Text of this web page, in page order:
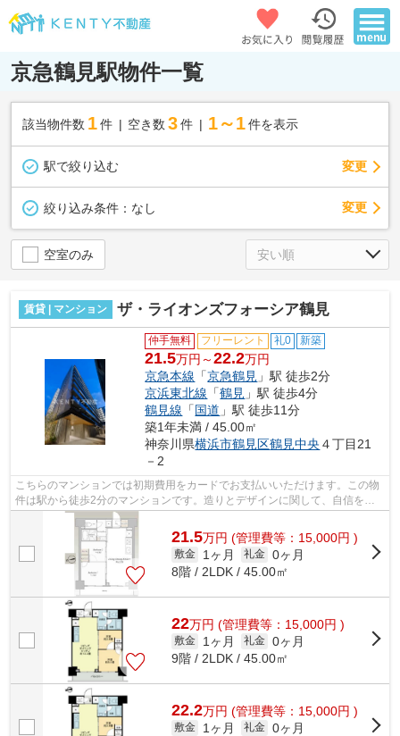
京急鶴見駅物件一覧
該当物件数 1件 空き数 3 件 1～1 件を表示
駅で絞り込む 変更
絞り込み条件： なし 変更
空室のみ
賃貸 | マンション ザ・ライオンズフォーシア鶴見
仲手無料 フリーレント 礼0 新築
21.5万円～22.2万円
京急本線 「京急鶴見 」駅 徒歩2分
京浜東北線 「鶴見 」駅 徒歩4分
鶴見線 「国道 」駅 徒歩11分
築1年未満 / 45.00㎡
神奈川県横浜市鶴見区鶴見中央 ４丁目21
－2
こちらのマンションでは初期費用をカードでお支払いいただけます。この物
件は駅から徒歩2分のマンションです。造りとデザインに関して、自信をも
って情報を提供できるマンションです。...
21.5万円 (管理費等：15,000円 )
敷金 1ヶ月 礼金 0ヶ月
8階 / 2LDK / 45.00㎡
22万円 (管理費等：15,000円 )
敷金 1ヶ月 礼金 0ヶ月
9階 / 2LDK / 45.00㎡
22.2万円 (管理費等：15,000円 )
敷金 1ヶ月 礼金 0ヶ月